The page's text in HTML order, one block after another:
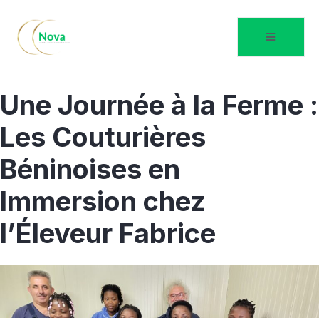
Une Journée à la Ferme :
Les Couturières
Béninoises en
Immersion chez
l’Éleveur Fabrice